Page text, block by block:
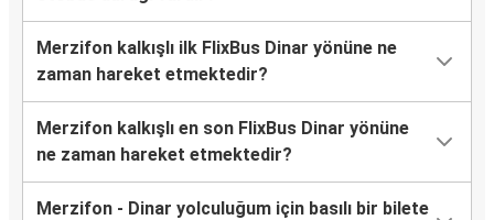
Merzifon kalkışlı ilk FlixBus Dinar yönüne ne
zaman hareket etmektedir?
Merzifon kalkışlı en son FlixBus Dinar yönüne
ne zaman hareket etmektedir?
Merzifon - Dinar yolculuğum için basılı bir bilete